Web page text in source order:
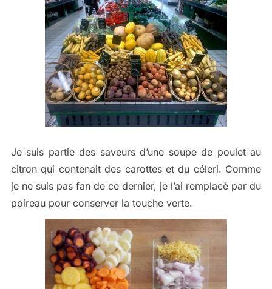
Je suis partie des saveurs d’une soupe de poulet au
citron qui contenait des carottes et du céleri. Comme
je ne suis pas fan de ce dernier, je l’ai remplacé par du
poireau pour conserver la touche verte.